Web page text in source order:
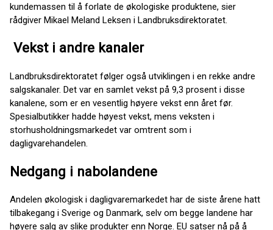
kundemassen til å forlate de økologiske produktene, sier
rådgiver Mikael Meland Leksen i Landbruksdirektoratet.
Vekst i andre kanaler
Landbruksdirektoratet følger også utviklingen i en rekke andre
salgskanaler. Det var en samlet vekst på 9,3 prosent i disse
kanalene, som er en vesentlig høyere vekst enn året før.
Spesialbutikker hadde høyest vekst, mens veksten i
storhusholdningsmarkedet var omtrent som i
dagligvarehandelen.
Nedgang i nabolandene
Andelen økologisk i dagligvaremarkedet har de siste årene hatt
tilbakegang i Sverige og Danmark, selv om begge landene har
høyere salg av slike produkter enn Norge. EU satser nå på å